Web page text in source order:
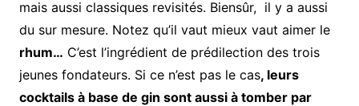
mais aussi classiques revisités. Biensûr, il y a aussi
du sur mesure. Notez qu’il vaut mieux vaut aimer le
rhum… C’est l’ingrédient de prédilection des trois
jeunes fondateurs. Si ce n’est pas le cas, leurs
cocktails à base de gin sont aussi à tomber par